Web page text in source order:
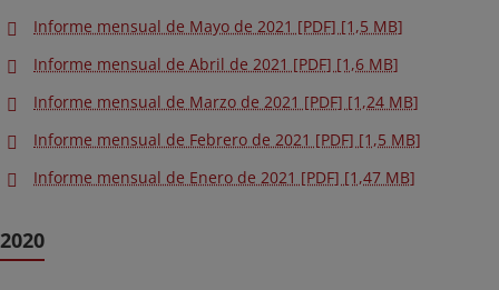
Informe mensual de Mayo de 2021 [PDF] [1,5 MB]
Informe mensual de Abril de 2021 [PDF] [1,6 MB]
Informe mensual de Marzo de 2021 [PDF] [1,24 MB]
Informe mensual de Febrero de 2021 [PDF] [1,5 MB]
Informe mensual de Enero de 2021 [PDF] [1,47 MB]
2020